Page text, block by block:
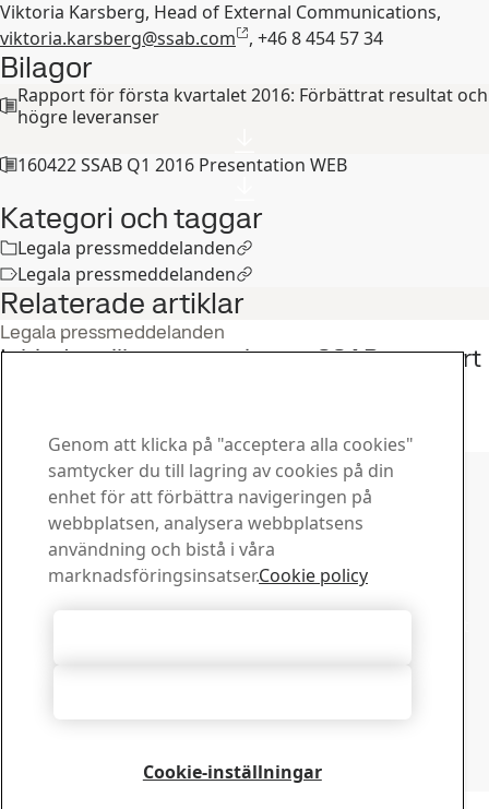
Viktoria Karsberg, Head of External Communications,
viktoria.karsberg@ssab.com
, +46 8 454 57 34
Bilagor
Rapport för första kvartalet 2016: Förbättrat resultat och
högre leveranser
160422 SSAB Q1 2016 Presentation WEB
Kategori och taggar
Legala pressmeddelanden
Legala pressmeddelanden
Relaterade artiklar
Legala pressmeddelanden
Inbjudan till presentation av SSABs rapport
Läs hela berättelsen
Kontakta SSAB
Kontakta oss
Hur kan vi hjälpa dig?
Visa kontakter
Downloadcenter
Genom att klicka på "acceptera alla cookies"
samtycker du till lagring av cookies på din
enhet för att förbättra navigeringen på
webbplatsen, analysera webbplatsens
användning och bistå i våra
marknadsföringsinsatser.Cookie policy
Cookie-inställningar